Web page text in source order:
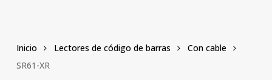
Inicio Lectores de código de barras
Con cable
SR61-XR